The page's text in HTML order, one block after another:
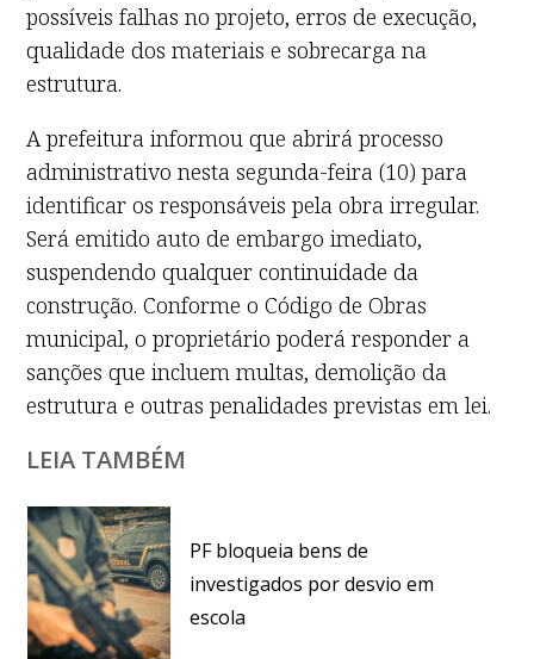
possíveis falhas no projeto, erros de execução,
qualidade dos materiais e sobrecarga na
estrutura.
A prefeitura informou que abrirá processo
administrativo nesta segunda-feira (10) para
identificar os responsáveis pela obra irregular.
Será emitido auto de embargo imediato,
suspendendo qualquer continuidade da
construção. Conforme o Código de Obras
municipal, o proprietário poderá responder a
sanções que incluem multas, demolição da
estrutura e outras penalidades previstas em lei.
LEIA TAMBÉM
PF bloqueia bens de
investigados por desvio em
escola